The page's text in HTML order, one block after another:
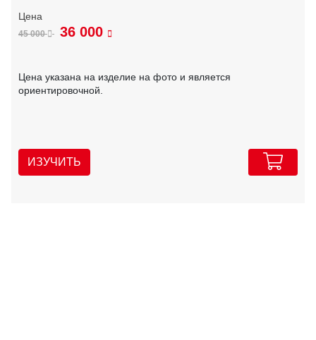
45 000 36 000
Цена указана на изделие на фото и является
ориентировочной.
ИЗУЧИТЬ